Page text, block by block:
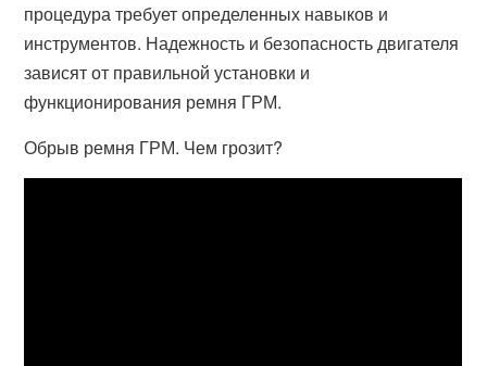
процедура требует определенных навыков и
инструментов. Надежность и безопасность двигателя
зависят от правильной установки и
функционирования ремня ГРМ.
Обрыв ремня ГРМ. Чем грозит?